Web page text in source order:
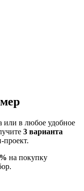
или в любое удобное
3 варианта
проект.
на покупку